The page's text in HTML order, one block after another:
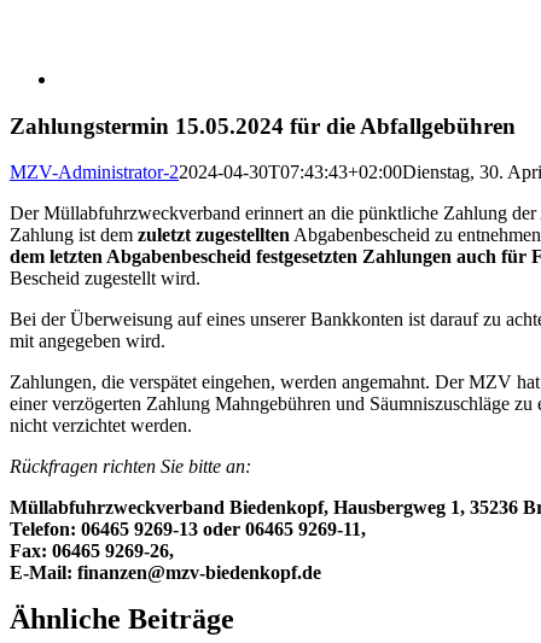
Zahlungstermin 15.05.2024 für die Abfallgebühren
MZV-Administrator-22024-04-30T07:43:43+02:00Dienstag, 30.
Der Müllabfuhrzweckverband erinnert an die pünktliche Zahlung
Zahlung ist dem zuletzt zugestelltenAbgabenbescheid zu
dem letzten Abgabenbescheid festgesetzten Zahlungen auch für
Bescheid zugestellt wird.
Bei der Überweisung auf eines unserer Bankkonten ist darauf zu
mit angegeben wird.
Zahlungen, die verspätet eingehen, werden angemahnt. Der MZV
einer verzögerten Zahlung Mahngebühren und Säumniszuschläge
nicht verzichtet werden.
Rückfragen richten Sie bitte an:
Müllabfuhrzweckverband Biedenkopf, Hausbergweg 1, 35236
Telefon: 06465 9269-13 oder 06465 9269-11,
Fax: 06465 9269-26,
E-Mail: finanzen@mzv-biedenkopf.de
Ähnliche Beiträge